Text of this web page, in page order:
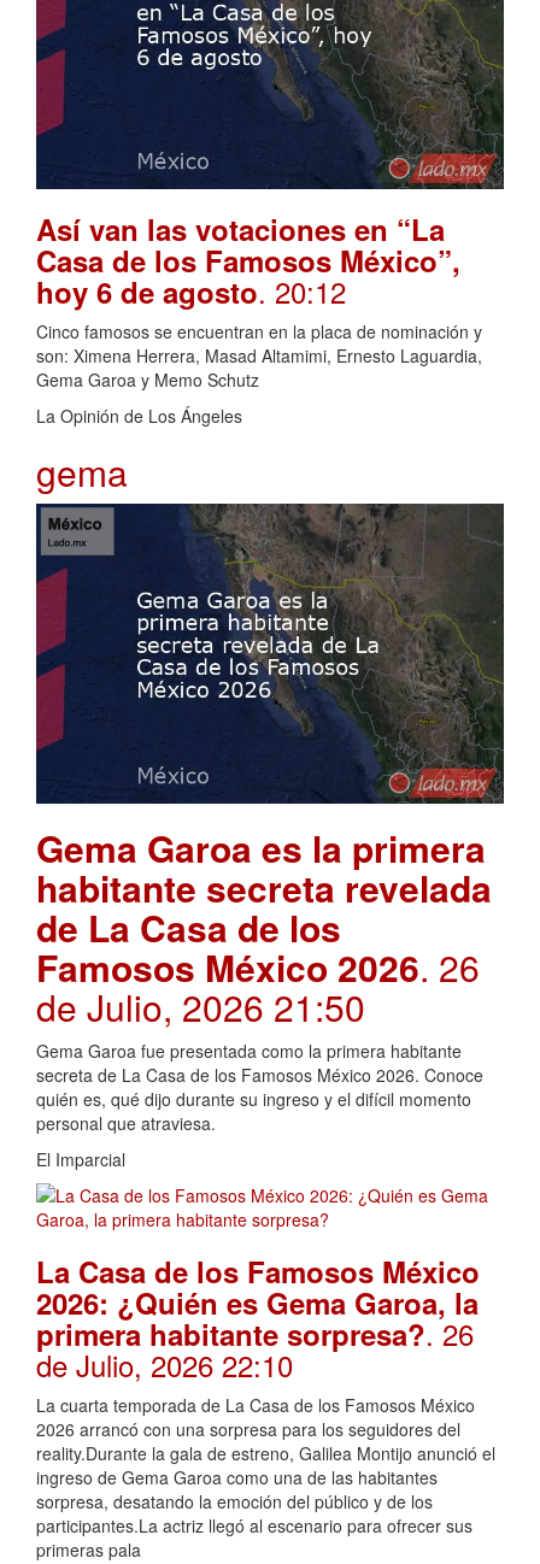
Así van las votaciones en “La
Casa de los Famosos México”,
hoy 6 de agosto. 20:12
Cinco famosos se encuentran en la placa de nominación y
son: Ximena Herrera, Masad Altamimi, Ernesto Laguardia,
Gema Garoa y Memo Schutz
La Opinión de Los Ángeles
gema
Gema Garoa es la primera
habitante secreta revelada
de La Casa de los
Famosos México 2026. 26
de Julio, 2026 21:50
Gema Garoa fue presentada como la primera habitante
secreta de La Casa de los Famosos México 2026. Conoce
quién es, qué dijo durante su ingreso y el difícil momento
personal que atraviesa.
El Imparcial
La Casa de los Famosos México
2026: ¿Quién es Gema Garoa, la
primera habitante sorpresa?. 26
de Julio, 2026 22:10
La cuarta temporada de La Casa de los Famosos México
2026 arrancó con una sorpresa para los seguidores del
reality.Durante la gala de estreno, Galilea Montijo anunció el
ingreso de Gema Garoa como una de las habitantes
sorpresa, desatando la emoción del público y de los
participantes.La actriz llegó al escenario para ofrecer sus
primeras pala